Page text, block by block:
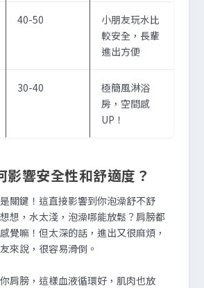
40-50
小朋友玩水比
較安全，長輩
進出方便
30-40
極簡風淋浴
房，空間感
UP！
影響安全性和舒適度？
關鍵！這直接影響到你泡澡舒不舒
想，水太淺，泡澡哪能放鬆？肩膀都
覺嘛！但太深的話，進出又很麻煩，
來說，很容易滑倒。
肩膀，這樣血液循環好，肌肉也放